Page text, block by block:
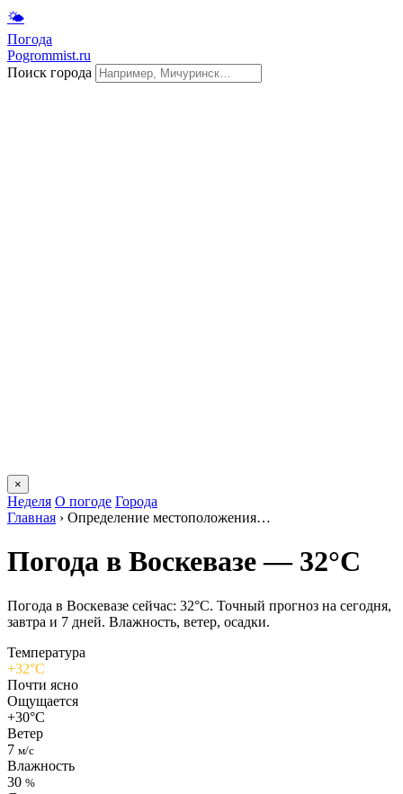
🌤
Погода
Pogrommist.ru
Поиск города
×
Неделя О погоде Города
Главная › Определение местоположения…
Погода в Воскевазе — 32°C
Погода в Воскевазе сейчас: 32°C. Точный прогноз на сегодня,
завтра и 7 дней. Влажность, ветер, осадки.
Температура
+32°C
Почти ясно
Ощущается
+30°C
Ветер
7 м/с
Влажность
30 %